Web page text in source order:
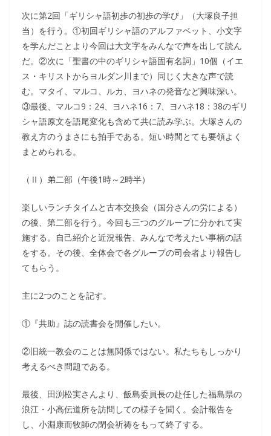
次に第2回「ギリシャ語初歩の初歩の学び」（大塚良子担
当）を行う。①初回ギリシャ語のアルファベット、小文字
を学んだことより今回は大文字をみんなで声を出して読ん
だ。②次に「聖書の中のギリシャ語固有名詞」10個（イエ
ス・キリストからヨルダン川まで）同じく大きな声で読
む。マタイ、マルコ、ルカ、ヨハネの発音など興味深い。
③最後、マルコ9：24、ヨハネ16：7、ヨハネ18：38のギリ
シャ語原文を語尾変化も含めて共に読み学ぶ。大塚さんの
教え方のうまさにも拍手である。短い時間とても要領よく
まとめられる。
（Ⅱ）弟二部（午後1時～2時半）
楽しいランチタイムと古本交換会（国分さんの労による）
の後、第二部を行う。今回も三つのグループに分かれて実
施する。自己紹介と近況報告、みんなで考えたい事柄の話
をする。その後、全体会で各グループの司会者より報告し
てもらう。
主に2つのことを記す。
①『共助』誌の読書会を開催したい。
②旧統一教会のことは無関係ではない。私たちもしっかり
考えるべき問題である。
最後、田渕松実さんより、飯島委員長の赴任した福島県の
浪江・小高伝道所を訪問しての様子を聞く。会計報告を
し、小淵康而牧師の閉会祈祷をもって終了する。